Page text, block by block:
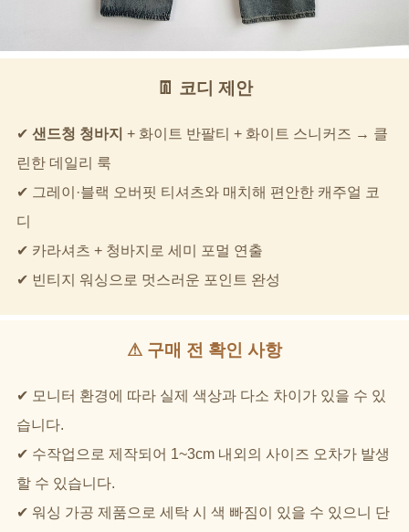
👖 코디 제안
✔ 샌드청 청바지 + 화이트 반팔티 + 화이트 스니커즈 → 클
린한 데일리 룩
✔ 그레이·블랙 오버핏 티셔츠와 매치해 편안한 캐주얼 코
디
✔ 카라셔츠 + 청바지로 세미 포멀 연출
✔ 빈티지 워싱으로 멋스러운 포인트 완성
⚠ 구매 전 확인 사항
✔ 모니터 환경에 따라 실제 색상과 다소 차이가 있을 수 있
습니다.
✔ 수작업으로 제작되어 1~3cm 내외의 사이즈 오차가 발생
할 수 있습니다.
✔ 워싱 가공 제품으로 세탁 시 색 빠짐이 있을 수 있으니 단